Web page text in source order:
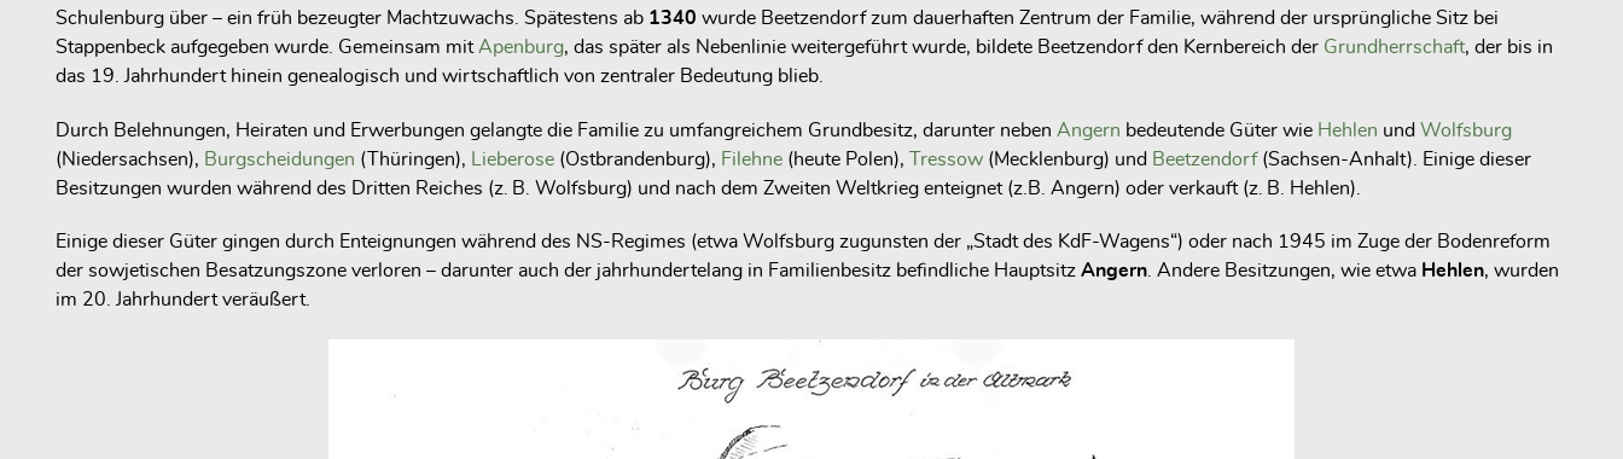
Schulenburg über – ein früh bezeugter Machtzuwachs. Spätestens ab 1340 wurde Beetzendorf zum dauerhaften Zentrum der Familie, während der ursprüngliche Sitz bei
Stappenbeck aufgegeben wurde. Gemeinsam mitApenburg, das später als Nebenlinie weitergeführt wurde, bildete Beetzendorf den Kernbereich der Grundherrschaft, der bis in
das 19. Jahrhundert hinein genealogisch und wirtschaftlich von zentraler Bedeutung blieb.
Durch Belehnungen, Heiraten und Erwerbungen gelangte die Familie zu umfangreichem Grundbesitz, darunter neben Angern bedeutende Güter wie Hehlen und Wolfsburg
(Niedersachsen), Burgscheidungen (Thüringen), Lieberose (Ostbrandenburg), Filehne (heute Polen), Tressow (Mecklenburg) und Beetzendorf(Sachsen-Anhalt). Einige dieser
Besitzungen wurden während des Dritten Reiches (z. B. Wolfsburg) und nach dem Zweiten Weltkrieg enteignet (z.B. Angern) oder verkauft (z. B. Hehlen).
Einige dieser Güter gingen durch Enteignungen während des NS-Regimes (etwa Wolfsburg zugunsten der „Stadt des KdF-Wagens“) oder nach 1945 im Zuge der Bodenreform
der sowjetischen Besatzungszone verloren – darunter auch der jahrhundertelang in Familienbesitz befindliche Hauptsitz Angern. Andere Besitzungen, wie etwa Hehlen, wurden
im 20. Jahrhundert veräußert.